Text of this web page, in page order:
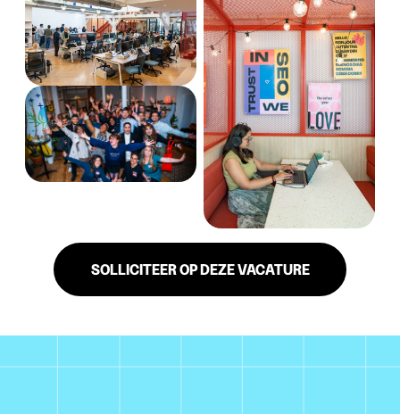
SOLLICITEER OP DEZE VACATURE